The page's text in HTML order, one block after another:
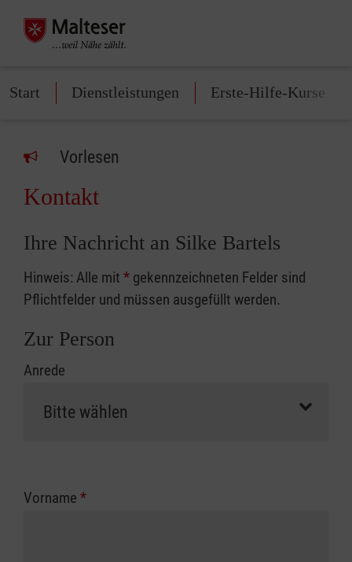
Start Dienstleistungen Erste-Hilfe-Kurse
Vorlesen
Kontakt
Ihre Nachricht an Silke Bartels
Hinweis: Alle mit * gekennzeichneten Felder sind
Pflichtfelder und müssen ausgefüllt werden.
Zur Person
Anrede
Vorname *